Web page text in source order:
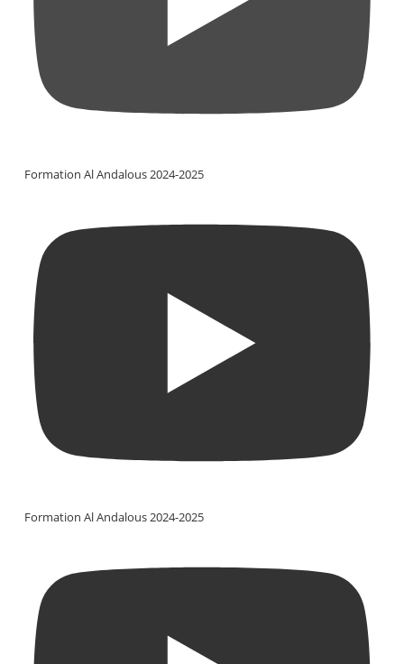
Formation Al Andalous 2024-2025
Formation Al Andalous 2024-2025